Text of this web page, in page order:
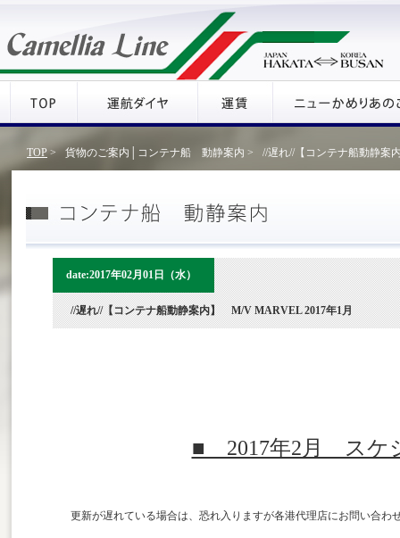
TOP> 貨物のご案内│コンテナ船 動静案内 > //遅れ//【コンテナ船動静案
date:2017年02月01日（水）
//遅れ//【コンテナ船動静案内】 M/V MARVEL 2017年1月
■ 2017年2月 スケ
更新が遅れている場合は、恐れ入りますが各港代理店にお問い合わ